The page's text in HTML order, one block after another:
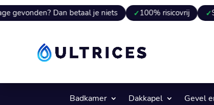
Dan betaal je niets 100% risicovrij 9 van 10
Badkamer Dakkapel Gevel